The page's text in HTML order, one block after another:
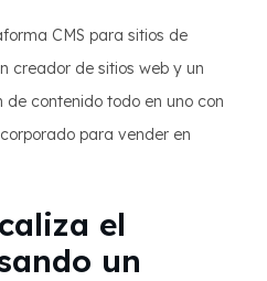
CMS para sitios de
creador de sitios web y un
contenido todo en uno con
para vender en
el
un